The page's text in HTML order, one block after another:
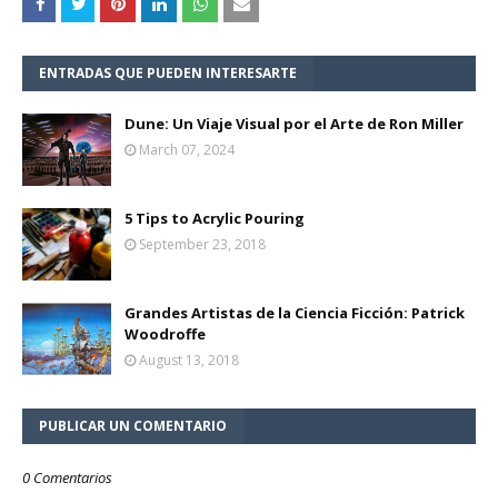
ENTRADAS QUE PUEDEN INTERESARTE
Dune: Un Viaje Visual por el Arte de Ron Miller
March 07, 2024
5 Tips to Acrylic Pouring
September 23, 2018
Grandes Artistas de la Ciencia Ficción: Patrick
Woodroffe
August 13, 2018
PUBLICAR UN COMENTARIO
0 Comentarios